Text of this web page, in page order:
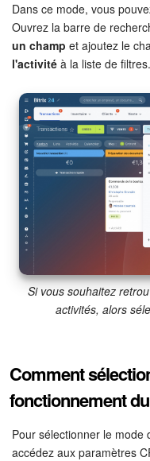
Dans ce mode, vous
Ouvrez la barre de
un champ et ajoutez le
l'activité à la liste de filtres.
Si vous souhaitez
activités, alors
Comment
fonctionnement
Pour sélectionner le mode
accédez aux paramètres